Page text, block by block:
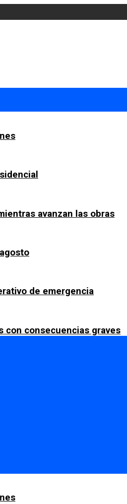
avanzan las obras
de emergencia
con consecuencias graves